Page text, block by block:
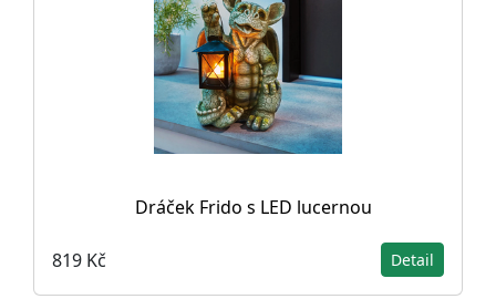
Dráček Frido s LED lucernou
819 Kč Detail